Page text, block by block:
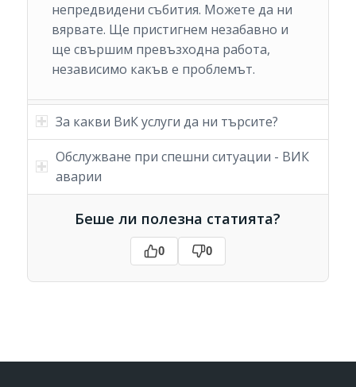
непредвидени събития. Можете да ни
вярвате. Ще пристигнем незабавно и
ще свършим превъзходна работа,
независимо какъв е проблемът.
За какви ВиК услуги да ни търсите?
Обслужване при спешни ситуации - ВИК
аварии
Беше ли полезна статията?
0 0